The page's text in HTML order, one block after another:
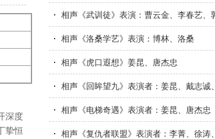
深度
挚恒
相声《武训徒》表演：曹云金、李春艺、
相声《洛桑学艺》表演：博林、洛桑
相声《虎口遐想》姜昆、唐杰忠
相声《回眸望九》表演者：姜昆、戴志诚
王平
相声《电梯奇遇》表演者：姜昆、唐杰忠
相声《复仇者联盟》表演者：李菁、徐涛